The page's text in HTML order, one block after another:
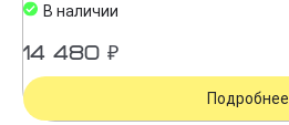
В наличии
14 480 ₽
Подробнее